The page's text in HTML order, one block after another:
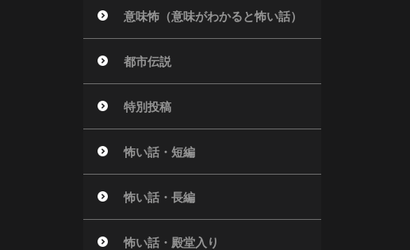
意味怖（意味がわかると怖い話）
都市伝説
特別投稿
怖い話・短編
怖い話・長編
怖い話・殿堂入り